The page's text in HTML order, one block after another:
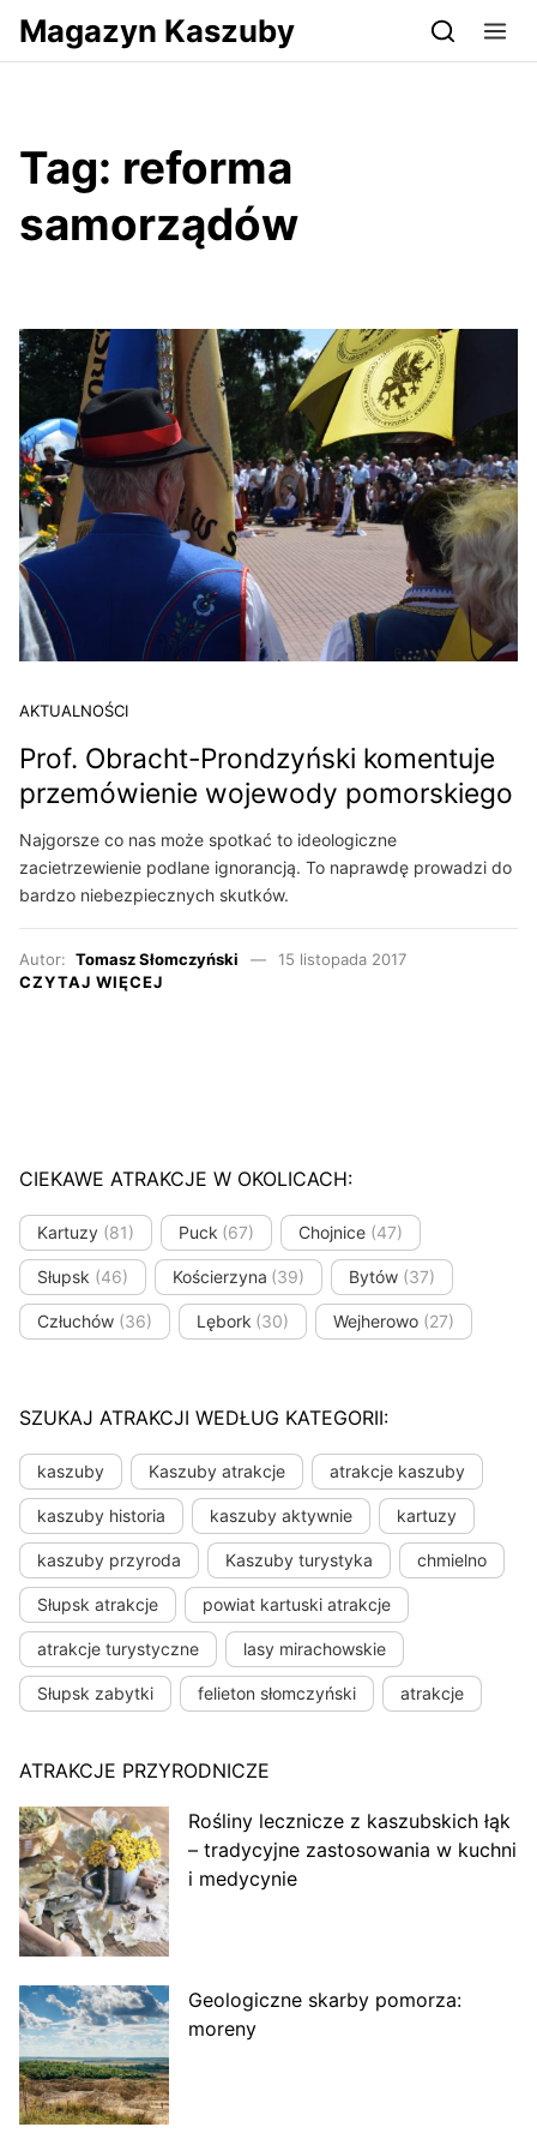
Przejdź do serwisu magazynkaszuby.pl
Magazyn Kaszuby
Tag: reforma
samorządów
AKTUALNOŚCI
Prof. Obracht-Prondzyński komentuje
przemówienie wojewody pomorskiego
Najgorsze co nas może spotkać to ideologiczne
zacietrzewienie podlane ignorancją. To naprawdę prowadzi do
bardzo niebezpiecznych skutków.
Autor: Tomasz Słomczyński
15 listopada 2017
CZYTAJ WIĘCEJ
CIEKAWE ATRAKCJE W OKOLICACH:
Kartuzy (81) Puck (67) Chojnice (47)
Słupsk (46) Kościerzyna (39) Bytów (37)
Człuchów (36) Lębork (30) Wejherowo (27)
SZUKAJ ATRAKCJI WEDŁUG KATEGORII:
kaszuby Kaszuby atrakcje atrakcje kaszuby
kaszuby historia kaszuby aktywnie kartuzy
kaszuby przyroda Kaszuby turystyka chmielno
Słupsk atrakcje powiat kartuski atrakcje
atrakcje turystyczne lasy mirachowskie
Słupsk zabytki felieton słomczyński atrakcje
ATRAKCJE PRZYRODNICZE
Rośliny lecznicze z kaszubskich łąk
– tradycyjne zastosowania w kuchni
i medycynie
Geologiczne skarby pomorza:
moreny